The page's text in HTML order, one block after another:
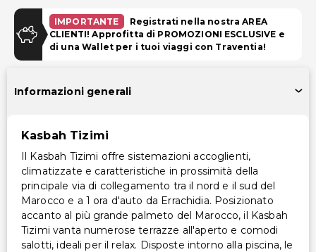
IMPORTANTE
Registrati nella nostra AREA
CLIENTI! Approfitta di PROMOZIONI ESCLUSIVE e
di una Wallet per i tuoi viaggi con Traventia!
Informazioni generali
Kasbah Tizimi
Il Kasbah Tizimi offre sistemazioni accoglienti,
climatizzate e caratteristiche in prossimità della
principale via di collegamento tra il nord e il sud del
Marocco e a 1 ora d'auto da Errachidia. Posizionato
accanto al più grande palmeto del Marocco, il Kasbah
Tizimi vanta numerose terrazze all'aperto e comodi
salotti, ideali per il relax. Disposte intorno alla piscina, le